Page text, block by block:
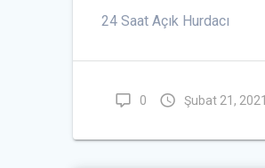
24 Saat Açık Hurdacı
0 Şubat 21, 2021